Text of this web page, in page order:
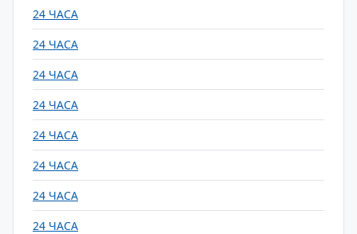
24 ЧАСА
24 ЧАСА
24 ЧАСА
24 ЧАСА
24 ЧАСА
24 ЧАСА
24 ЧАСА
24 ЧАСА